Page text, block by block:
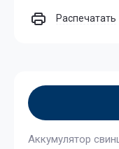
Распечатать
Аккумулятор